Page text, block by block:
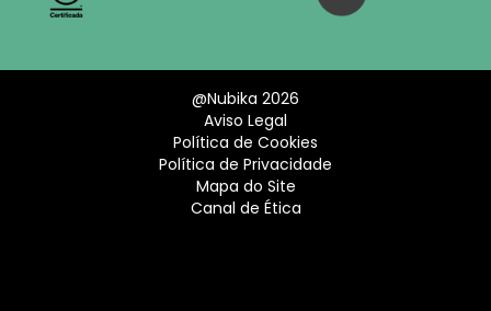
@Nubika 2026
Aviso Legal
Política de Cookies
Política de Privacidade
Mapa do Site
Canal de Ética